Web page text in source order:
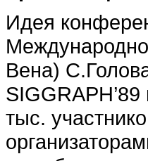
Идея
Вена)
тыс.